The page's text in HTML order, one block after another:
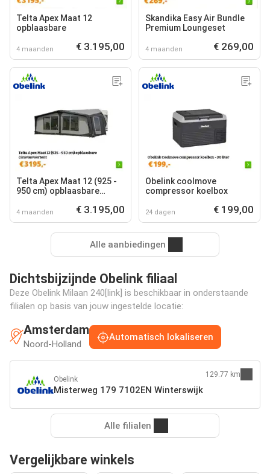
Telta Apex Maat 12
opblaasbare
4 maanden € 3.195,00
Skandika Easy Air Bundle
Premium Loungeset
4 maanden € 269,00
Telta Apex Maat 12 (925 -
950 cm) opblaasbare
4 maanden € 3.195,00
Obelink coolmove
compressor koelbox
24 dagen € 199,00
Alle aanbiedingen
Dichtsbijzijnde Obelink filiaal
Deze Obelink Milaan 240[link] is beschikbaar in onderstaande
filialen op basis van jouw ingestelde locatie:
Amsterdam
Noord-Holland
Automatisch lokaliseren
Obelink
Misterweg 179 7102EN Winterswijk
129.77 km
Alle filialen
Vergelijkbare winkels